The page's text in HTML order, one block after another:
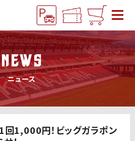
NEWS
ニュース
1,000円！ビッグガラポン